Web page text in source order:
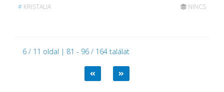
# KRISTALIA NINCS
6 / 11 oldal | 81 - 96 / 164 találat